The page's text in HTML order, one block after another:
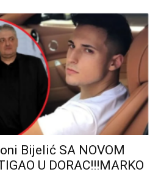
Bijelić SA NOVOM
U DORAC!!!MARKO